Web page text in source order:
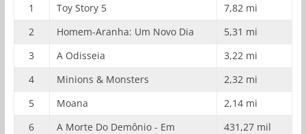
1
Toy Story 5
7,82 mi
2
Homem-Aranha: Um Novo Dia
5,31 mi
3
A Odisseia
3,22 mi
4
Minions & Monsters
2,32 mi
5
Moana
2,14 mi
6
A Morte Do Demônio - Em
431,27 mil